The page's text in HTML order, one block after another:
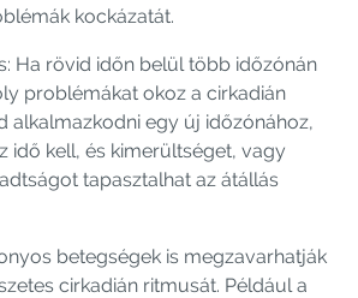
kockázatát.
Ha rövid időn belül több időzónán
problémákat okoz a cirkadián
alkalmazkodni egy új időzónához,
idő kell, és kimerültséget, vagy
tapasztalhat az átállás
betegségek is megzavarhatják
cirkadián ritmusát. Például a